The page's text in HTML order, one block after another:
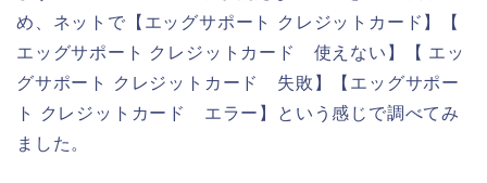
め、ネットで【エッグサポート クレジットカード】【
エッグサポート クレジットカード 使えない】【 エッ
グサポート クレジットカード 失敗】【エッグサポー
ト クレジットカード エラー】という感じで調べてみ
ました。